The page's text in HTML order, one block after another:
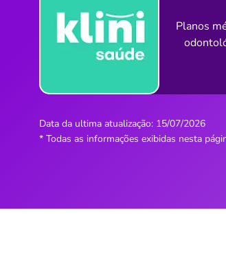
Planos
Data da ultima atualização: 15/07/2026
* Todas as informações exibidas nesta